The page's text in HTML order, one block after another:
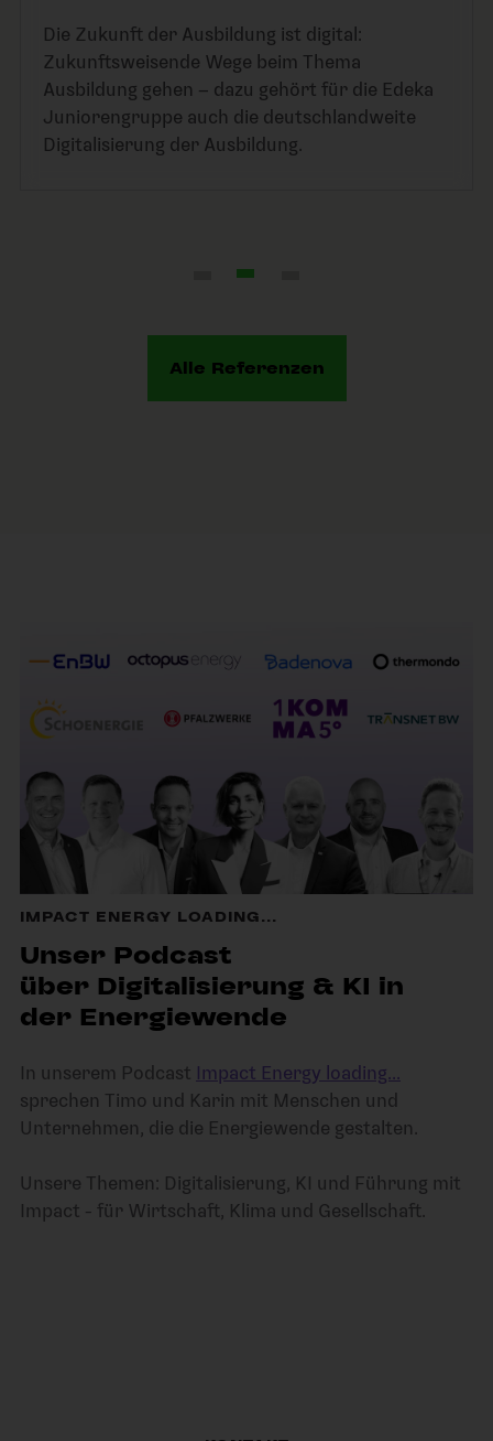
Die Zukunft der Ausbildung ist digital:
Zukunftsweisende Wege beim Thema
Ausbildung gehen – dazu gehört für die Edeka
Juniorengruppe auch die deutschlandweite
Digitalisierung der Ausbildung.
Alle Referenzen
IMPACT ENERGY LOADING...
Unser Podcast
über Digitalisierung & KI in
der Energiewende
In unserem Podcast Impact Energy loading...
sprechen Timo und Karin mit Menschen und
Unternehmen, die die Energiewende gestalten.
Unsere Themen: Digitalisierung, KI und Führung mit
Impact - für Wirtschaft, Klima und Gesellschaft.